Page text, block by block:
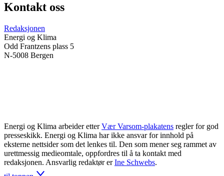
Kontakt oss
Redaksjonen
Energi og Klima
Odd Frantzens plass 5
N-5008 Bergen
Energi og Klima arbeider etter Vær Varsom-plakatens regler for god
presseskikk. Energi og Klima har ikke ansvar for innhold på
eksterne nettsider som det lenkes til. Den som mener seg rammet av
urettmessig medieomtale, oppfordres til å ta kontakt med
redaksjonen. Ansvarlig redaktør er Ine Schwebs.